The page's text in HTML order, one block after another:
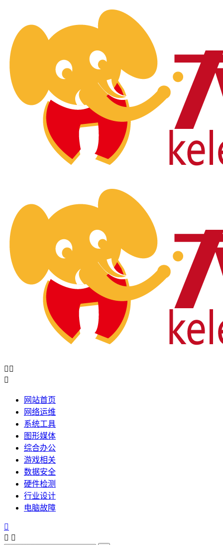
 

网站首页
网络运维
系统工具
图形媒体
综合办公
游戏相关
数据安全
硬件检测
行业设计
电脑故障

 